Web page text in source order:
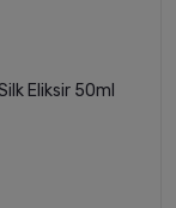
Eliksir 50ml